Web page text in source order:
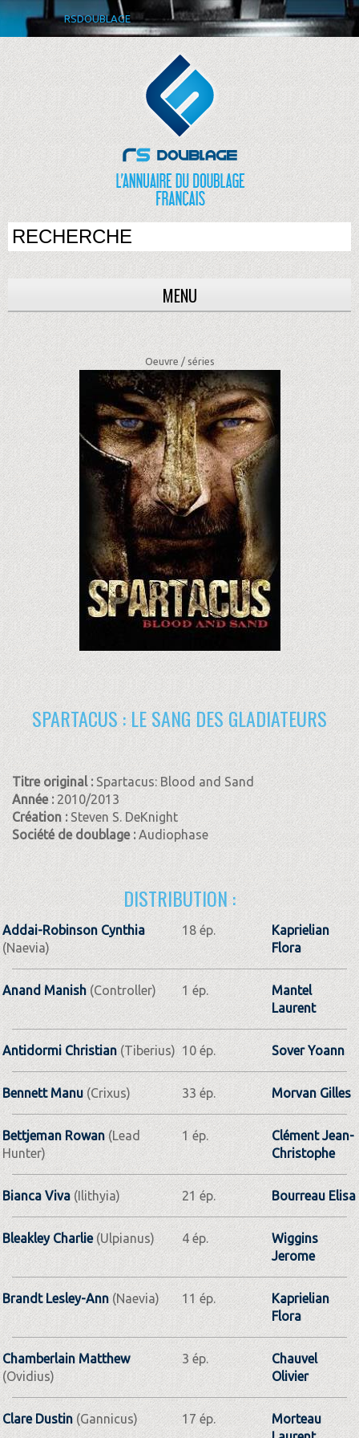
RSDOUBLAGE
MENU
Oeuvre /séries
SPARTACUS : LE SANG DES GLADIATEURS
Titre original : Spartacus: Blood and Sand
Année : 2010/2013
Création : Steven S. DeKnight
Société de doublage :Audiophase
DISTRIBUTION :
Addai-Robinson Cynthia
(Naevia)
18 ép.
Kaprielian
Flora
Anand Manish (Controller) 1 ép.
Mantel
Laurent
Antidormi Christian (Tiberius) 10 ép. Sover Yoann
Bennett Manu(Crixus) 33 ép. Morvan Gilles
Bettjeman Rowan (Lead
Hunter)
1 ép.
Clément Jean-
Christophe
Bianca Viva(Ilithyia) 21 ép. Bourreau Elisa
Bleakley Charlie(Ulpianus) 4 ép.
Wiggins
Jerome
Brandt Lesley-Ann (Naevia) 11 ép.
Kaprielian
Flora
Chamberlain Matthew
(Ovidius)
3 ép.
Chauvel
Olivier
Clare Dustin(Gannicus) 17 ép.
Morteau